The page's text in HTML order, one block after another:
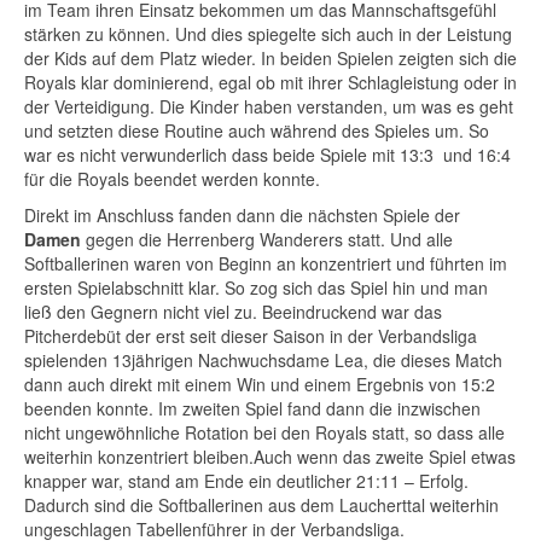
im Team ihren Einsatz bekommen um das Mannschaftsgefühl
stärken zu können. Und dies spiegelte sich auch in der Leistung
der Kids auf dem Platz wieder. In beiden Spielen zeigten sich die
Royals klar dominierend, egal ob mit ihrer Schlagleistung oder in
der Verteidigung. Die Kinder haben verstanden, um was es geht
und setzten diese Routine auch während des Spieles um. So
war es nicht verwunderlich dass beide Spiele mit 13:3 und 16:4
für die Royals beendet werden konnte.
Direkt im Anschluss fanden dann die nächsten Spiele der
Damen gegen die Herrenberg Wanderers statt. Und alle
Softballerinen waren von Beginn an konzentriert und führten im
ersten Spielabschnitt klar. So zog sich das Spiel hin und man
ließ den Gegnern nicht viel zu. Beeindruckend war das
Pitcherdebüt der erst seit dieser Saison in der Verbandsliga
spielenden 13jährigen Nachwuchsdame Lea, die dieses Match
dann auch direkt mit einem Win und einem Ergebnis von 15:2
beenden konnte. Im zweiten Spiel fand dann die inzwischen
nicht ungewöhnliche Rotation bei den Royals statt, so dass alle
weiterhin konzentriert bleiben.Auch wenn das zweite Spiel etwas
knapper war, stand am Ende ein deutlicher 21:11 – Erfolg.
Dadurch sind die Softballerinen aus dem Laucherttal weiterhin
ungeschlagen Tabellenführer in der Verbandsliga.